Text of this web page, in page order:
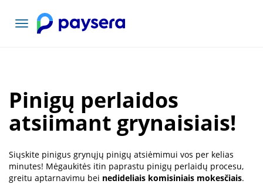
Toggle
navigation
Pinigų perlaidos
atsiimant grynaisiais!
Siųskite pinigus grynųjų pinigų atsiėmimui vos per kelias
minutes! Mėgaukitės itin paprastu pinigų perlaidų procesu,
greitu aptarnavimu bei nedideliais komisiniais mokesčiais.